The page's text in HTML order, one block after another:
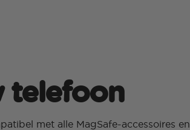
telefoon
met alle MagSafe-accessoires en